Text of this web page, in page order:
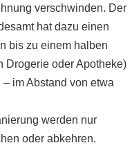
verschwinden. Der
hat dazu einen
bis zu einem halben
Drogerie oder Apotheke)
im Abstand von etwa
werden nur
oder abkehren.